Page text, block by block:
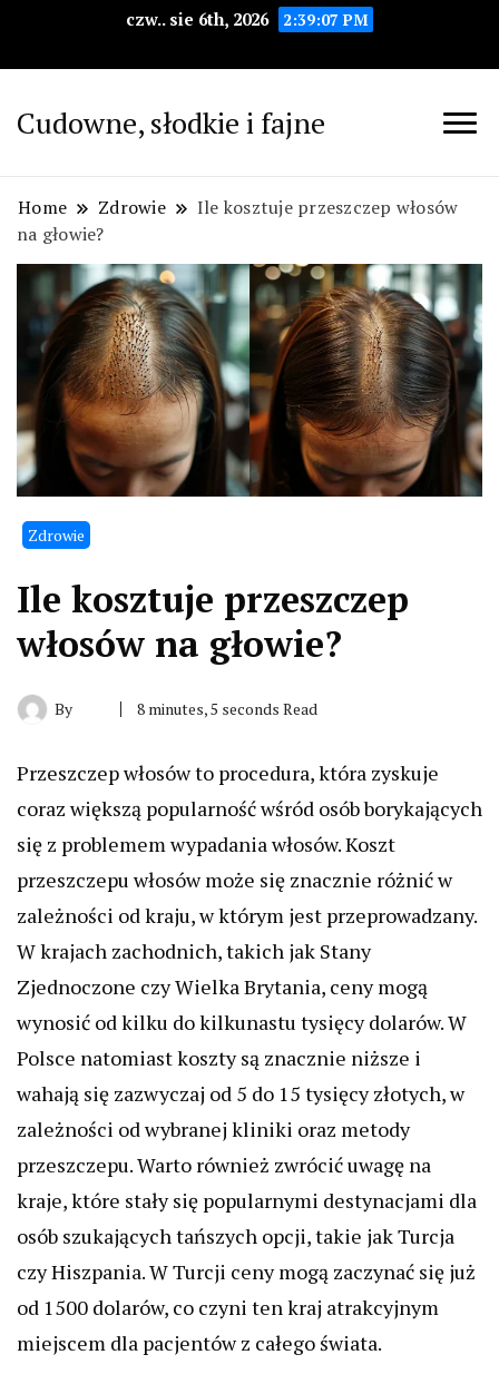
czw.. sie 6th, 2026 2:39:08 PM
Cudowne, słodkie i fajne
Home Zdrowie
Ile kosztuje przeszczep włosów
na głowie?
Zdrowie
Ile kosztuje przeszczep
włosów na głowie?
By 8 minutes, 5 seconds Read
Przeszczep włosów to procedura, która zyskuje
coraz większą popularność wśród osób borykających
się z problemem wypadania włosów. Koszt
przeszczepu włosów może się znacznie różnić w
zależności od kraju, w którym jest przeprowadzany.
W krajach zachodnich, takich jak Stany
Zjednoczone czy Wielka Brytania, ceny mogą
wynosić od kilku do kilkunastu tysięcy dolarów. W
Polsce natomiast koszty są znacznie niższe i
wahają się zazwyczaj od 5 do 15 tysięcy złotych, w
zależności od wybranej kliniki oraz metody
przeszczepu. Warto również zwrócić uwagę na
kraje, które stały się popularnymi destynacjami dla
osób szukających tańszych opcji, takie jak Turcja
czy Hiszpania. W Turcji ceny mogą zaczynać się już
od 1500 dolarów, co czyni ten kraj atrakcyjnym
miejscem dla pacjentów z całego świata.